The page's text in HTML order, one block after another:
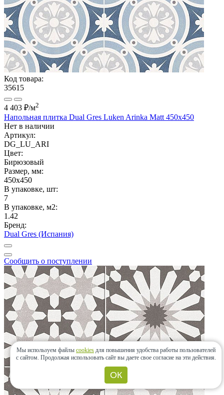
Код товара:
35615
4 403 ₽/м2
Напольная плитка Dual Gres Luken Arinka Matt 450x450
Нет в наличии
Артикул:
DG_LU_ARI
Цвет:
Бирюзовый
Размер, мм:
450x450
В упаковке, шт:
7
В упаковке, м2:
1.42
Бренд:
Dual Gres (Испания)
Сообщить о поступлении
Мы используем файлы cookies для повышения удобства работы пользователей
с сайтом. Продолжая использовать сайт вы даете свое согласие на эти действия.
ОК